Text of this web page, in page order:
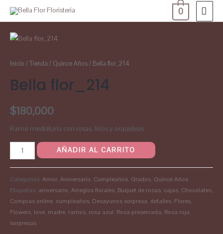
0
Inicio /Tienda / Quince Años/ Bella flor_214
Bella flor_214
$180,000
Ramo medialuna con rosas, lirios y orquídeas
AÑADIR AL CARRITO
Categorías: Amor, Aniversario, Cumpleaños, Grados, Quince Años
Etiquetas: aniversario, Arreglos florales, Buquet de rosas, cajas, Chocolates,
Compras online, cumpleaños, Desayunos sorpresa, detalles, Flores,
Flowers, love, madre, ramos, rosa azul, Rosa preservada, Rosa roja,
sorpresas